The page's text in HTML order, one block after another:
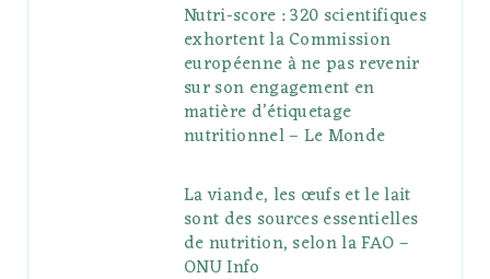
Nutri-score : 320 scientifiques
exhortent la Commission
européenne à ne pas revenir
sur son engagement en
matière d’étiquetage
nutritionnel – Le Monde
La viande, les œufs et le lait
sont des sources essentielles
de nutrition, selon la FAO –
ONU Info